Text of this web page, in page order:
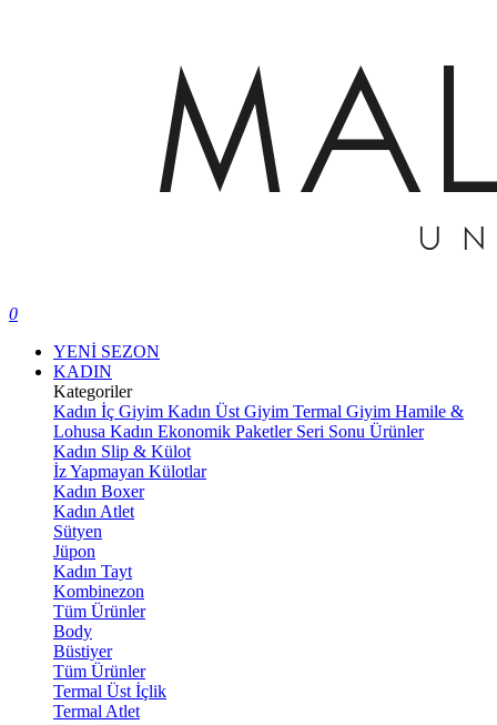
0
YENİ SEZON
KADIN
Kategoriler
Kadın İç Giyim Kadın Üst Giyim Termal Giyim Hamile &
Lohusa Kadın Ekonomik Paketler Seri Sonu Ürünler
Kadın Slip & Külot
İz Yapmayan Külotlar
Kadın Boxer
Kadın Atlet
Sütyen
Jüpon
Kadın Tayt
Kombinezon
Tüm Ürünler
Body
Büstiyer
Tüm Ürünler
Termal Üst İçlik
Termal Atlet